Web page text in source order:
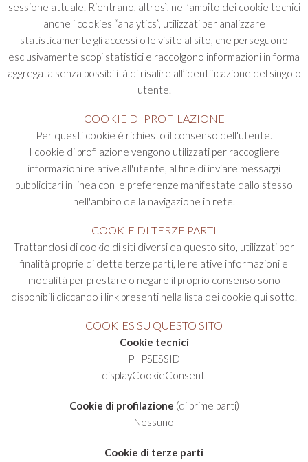
sessione attuale. Rientrano, altresì, nell’ambito dei cookie tecnici
anche i cookies “analytics”, utilizzati per analizzare
statisticamente gli accessi o le visite al sito, che perseguono
esclusivamente scopi statistici e raccolgono informazioni in forma
aggregata senza possibilità di risalire all’identificazione del singolo
utente.
COOKIE DI PROFILAZIONE
Per questi cookie è richiesto il consenso dell'utente.
I cookie di profilazione vengono utilizzati per raccogliere
informazioni relative all'utente, al fine di inviare messaggi
pubblicitari in linea con le preferenze manifestate dallo stesso
nell'ambito della navigazione in rete.
COOKIE DI TERZE PARTI
Trattandosi di cookie di siti diversi da questo sito, utilizzati per
finalità proprie di dette terze parti, le relative informazioni e
modalità per prestare o negare il proprio consenso sono
disponibili cliccando i link presenti nella lista dei cookie qui sotto.
COOKIES SU QUESTO SITO
Cookie tecnici
PHPSESSID
displayCookieConsent
Cookie di profilazione (di prime parti)
Nessuno
Cookie di terze parti